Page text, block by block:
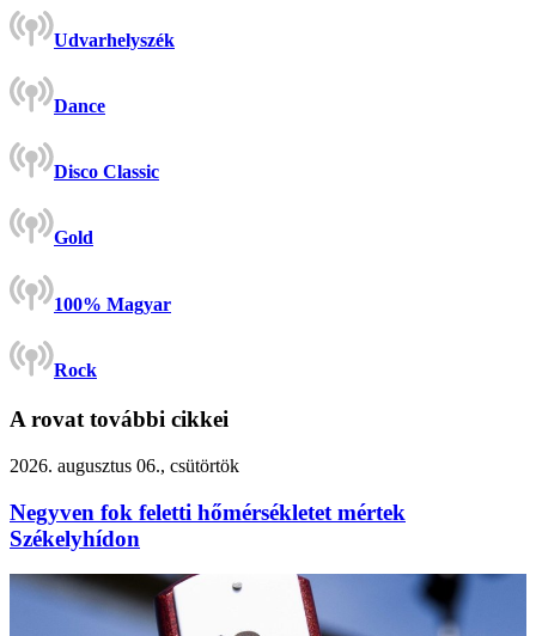
Udvarhelyszék
Dance
Disco Classic
Gold
100% Magyar
Rock
A rovat további cikkei
2026. augusztus 06., csütörtök
Negyven fok feletti hőmérsékletet mértek
Székelyhídon